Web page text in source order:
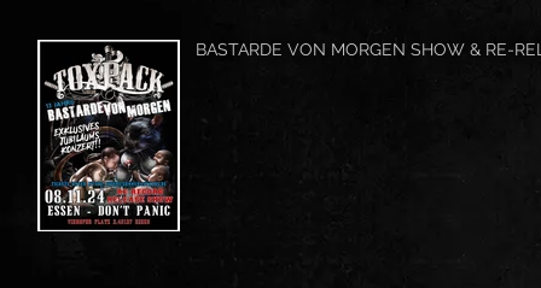
BASTARDE VON MORGEN SHOW & RE-